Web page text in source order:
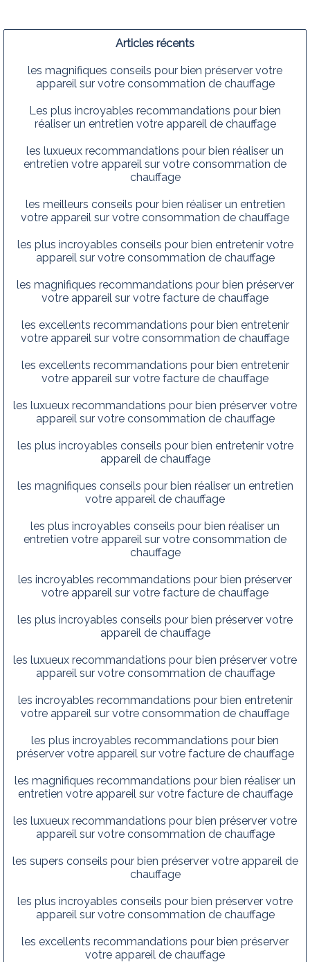
Articles récents
les magnifiques conseils pour bien préserver votre
appareil sur votre consommation de chauffage
Les plus incroyables recommandations pour bien
réaliser un entretien votre appareil de chauffage
les luxueux recommandations pour bien réaliser un
entretien votre appareil sur votre consommation de
chauffage
les meilleurs conseils pour bien réaliser un entretien
votre appareil sur votre consommation de chauffage
les plus incroyables conseils pour bien entretenir votre
appareil sur votre consommation de chauffage
les magnifiques recommandations pour bien préserver
votre appareil sur votre facture de chauffage
les excellents recommandations pour bien entretenir
votre appareil sur votre consommation de chauffage
les excellents recommandations pour bien entretenir
votre appareil sur votre facture de chauffage
les luxueux recommandations pour bien préserver votre
appareil sur votre consommation de chauffage
les plus incroyables conseils pour bien entretenir votre
appareil de chauffage
les magnifiques conseils pour bien réaliser un entretien
votre appareil de chauffage
les plus incroyables conseils pour bien réaliser un
entretien votre appareil sur votre consommation de
chauffage
les incroyables recommandations pour bien préserver
votre appareil sur votre facture de chauffage
les plus incroyables conseils pour bien préserver votre
appareil de chauffage
les luxueux recommandations pour bien préserver votre
appareil sur votre consommation de chauffage
les incroyables recommandations pour bien entretenir
votre appareil sur votre consommation de chauffage
les plus incroyables recommandations pour bien
préserver votre appareil sur votre facture de chauffage
les magnifiques recommandations pour bien réaliser un
entretien votre appareil sur votre facture de chauffage
les luxueux recommandations pour bien préserver votre
appareil sur votre consommation de chauffage
les supers conseils pour bien préserver votre appareil de
chauffage
les plus incroyables conseils pour bien préserver votre
appareil sur votre consommation de chauffage
les excellents recommandations pour bien préserver
votre appareil de chauffage